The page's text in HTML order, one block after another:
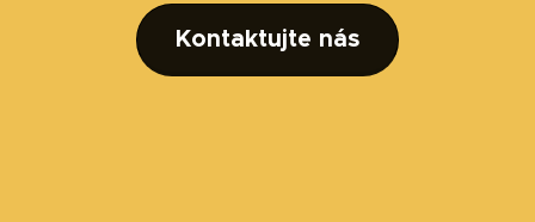
Kontaktujte nás